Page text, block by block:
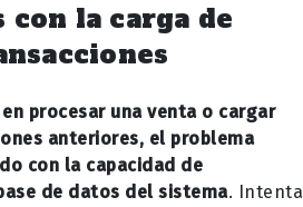
con la carga de
procesar una venta o cargar
anteriores, el problema
con la capacidad de
de datos del sistema. Intenta